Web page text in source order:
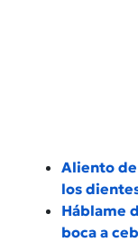
Aliento
los
Háblame
boca a